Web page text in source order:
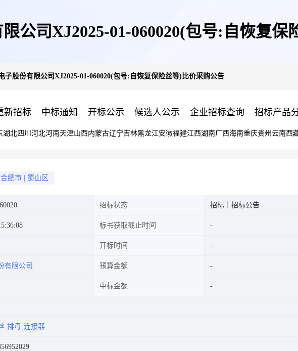
公司XJ2025-01-060020(包号:自恢复保
子股份有限公司XJ2025-01-060020(包号:自恢复保险丝等)比价采购公告
新招标 中标通知 开标公示 候选人公示 企业招标查询 招标产品
湖北四川 河北河南天津山西内蒙古辽宁吉林黑龙江安徽福建江西湖南广西海南重庆贵州 云南西
合肥市 蜀山区
招标状态 招标｜招标公告
标书获取截止时间
开标时间
有限公司 预算金额
中标金额
排母 连接器